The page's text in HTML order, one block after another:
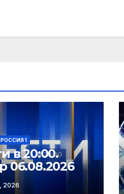
РОССИЯ 1
в 20:00.
06.08.2026
2026